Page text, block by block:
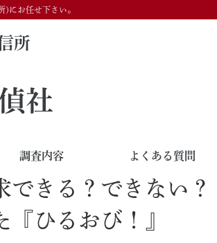
にお任せ下さい。
所
社
調査内容 よくある質問
できる？できない？
ひるおび！』